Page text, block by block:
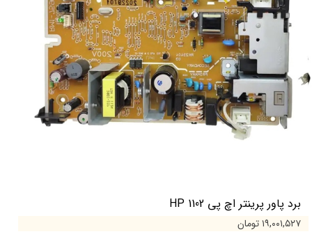
برد پاور پرینتر اچ پی 1102 HP
۱۹,۰۰۱,۵۲۷ تومان